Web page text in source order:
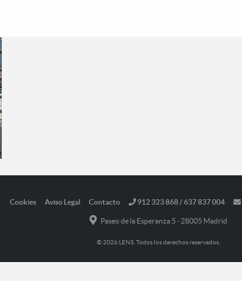
Cookies Aviso Legal Contacto 912 323 868 / 637 837 004
Paseo de la Esperanza 5 - 28005 Madrid
© 2026 LENS. Todos los derechos reservados.